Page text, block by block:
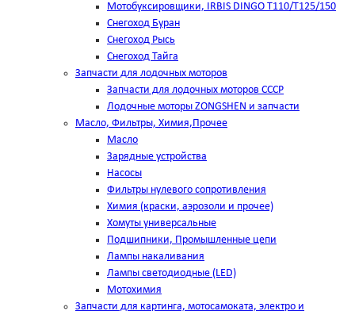
Мотобуксировщики, IRBIS DINGO Т110/Т125/150
Снегоход Буран
Снегоход Рысь
Снегоход Тайга
Запчасти для лодочных моторов
Запчасти для лодочных моторов СССР
Лодочные моторы ZONGSHEN и запчасти
Масло, Фильтры, Химия,Прочее
Масло
Зарядные устройства
Насосы
Фильтры нулевого сопротивления
Химия (краски, аэрозоли и прочее)
Хомуты универсальные
Подшипники, Промышленные цепи
Лампы накаливания
Лампы светодиодные (LED)
Мотохимия
Запчасти для картинга, мотосамоката, электро и